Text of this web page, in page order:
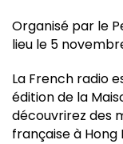
Organisé par le
lieu le 5
La French radio
édition de la
découvrirez des
française à Hong